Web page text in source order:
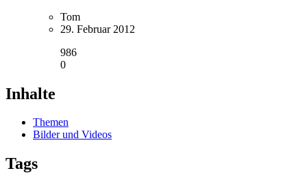
Tom
29. Februar 2012
986
0
Inhalte
Themen
Bilder und Videos
Tags